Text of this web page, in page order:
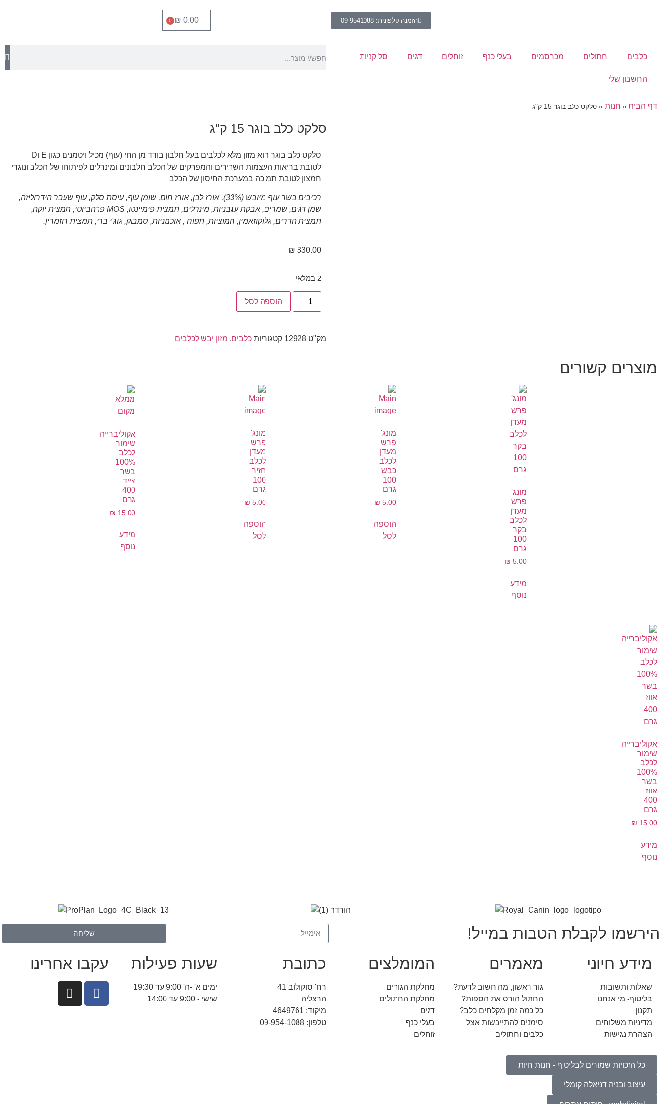
הזמנה טלפונית: 09-9541088 ₪ 0.00
0
כלבים חתולים מכרסמים בעלי כנף זוחלים דגים סל קניות
החשבון שלי
דף הבית » חנות » סלקט כלב בוגר 15 ק"ג
סלקט כלב בוגר 15 ק"ג
סלקט כלב בוגר הוא מזון מלא לכלבים בעל חלבון בודד מן החי (עוף) מכיל ויטמנים כגון E וD
לטובת בריאות העצמות השרירים והמפרקים של הכלב חלבונים ומינרלים לפיתוחו של הכלב ונוגדי
חמצון לטובת תמיכה במערכת החיסון של הכלב
רכיבים בשר עוף מיובש (33%), אורז לבן, אורז חום, שומן עוף, עיסת סלק, עוף שעבר הידרוליזה,
שמן דגים, שמרים, אבקת עגבניות, מינרלים, תמצית פימיינטו, MOS פרהביוטי, תמצית יוקה,
תמצית הדרים, גלוקוזאמין, חמוציות, תפוח , אוכמניות, סמבוק, גוג'י ברי, תמצית רוזמרין.
₪ 330.00
2 במלאי
הוספה לסל
מק"ט 12928 קטגוריות כלבים, מזון יבש לכלבים
מוצרים קשורים
מונג'
פרש
מעדן
לכלב
בקר
100
גרם
₪ 5.00
מידע
נוסף
מונג'
פרש
מעדן
לכלב
כבש
100
גרם
₪ 5.00
הוספה
לסל
מונג'
פרש
מעדן
לכלב
חזיר
100
גרם
₪ 5.00
הוספה
לסל
אקוליברייה
שימור
לכלב
100%
בשר
צייד
400
גרם
₪ 15.00
מידע
נוסף
אקוליברייה
שימור
לכלב
100%
בשר
אווז
400
גרם
₪ 15.00
מידע
נוסף
הירשמו לקבלת הטבות במייל! שליחה
מידע חיוני
שאלות ותשובות
בליטוף- מי אנחנו
תקנון
מדיניות משלוחים
הצהרת נגישות
מאמרים
גור ראשון, מה חשוב לדעת?
החתול הורס את הספות?
כל כמה זמן מקלחים כלב?
סימנים להתייבשות אצל
כלבים וחתולים
המומלצים
מחלקת הגורים
מחלקת החתולים
דגים
בעלי כנף
זוחלים
כתובת
רח' סוקולוב 41
הרצליה
מיקוד: 4649761
טלפון: 09-954-1088
שעות פעילות
ימים א' -ה' 9:00 עד 19:30
שישי - 9:00 עד 14:00
עקבו אחרינו
כל הזכויות שמורים לבליטוף - חנות חיות
עיצוב ובניה דניאלה קומלי